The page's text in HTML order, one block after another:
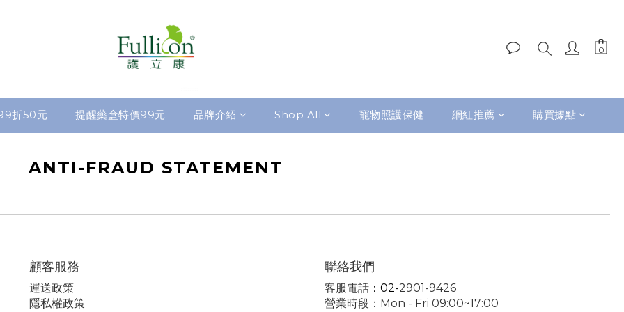
折50元 提醒藥盒特價99元 品牌介紹 Shop All 寵物照護保健 網紅推薦 購買據點
ANTI-FRAUD STATEMENT
顧客服務
運送政策
隱私權政策
聯絡我們
客服電話 ：02-2901-9426
營業時段：Mon - Fri 09:00~17:00